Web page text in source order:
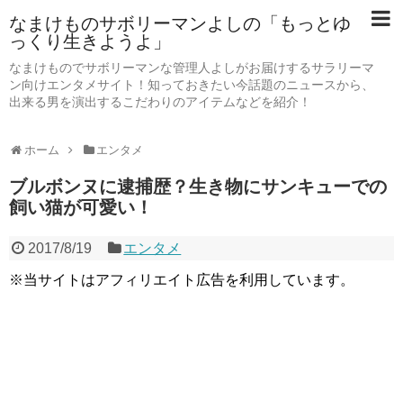
なまけものサボリーマンよしの「もっとゆ
っくり生きようよ」
なまけものでサボリーマンな管理人よしがお届けするサラリーマ
ン向けエンタメサイト！知っておきたい今話題のニュースから、
出来る男を演出するこだわりのアイテムなどを紹介！
ホーム エンタメ
ブルボンヌに逮捕歴？生き物にサンキューでの
飼い猫が可愛い！
2017/8/19 エンタメ
※当サイトはアフィリエイト広告を利用しています。